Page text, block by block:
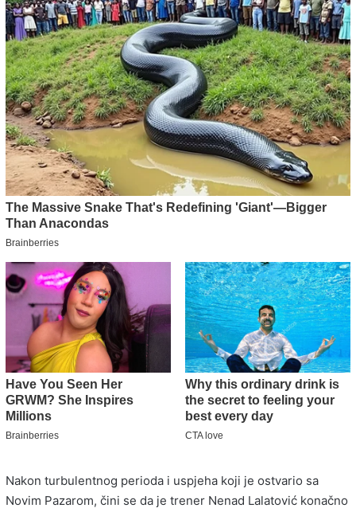
Nakon turbulentnog perioda i uspjeha koji je ostvario sa
Novim Pazarom, čini se da je trener Nenad Lalatović konačno